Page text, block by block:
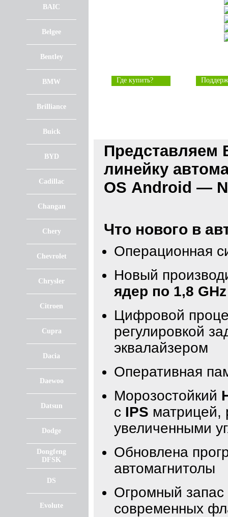
BAIC
Belgee
Bentley
BMW
Brilliance
Buick
BYD
Cadillac
Changan
Chery
Chevrolet
Chrysler
Citroen
Cupra
Dacia
Daewoo
Datsun
Dodge
Dongfeng
DFSK
DS
Evolute
Где купить?
линейку
OS Android —
Что нового в
Операционная
Новый
ядер по 1,8 GHz
Цифровой
регулировкой
эквалайзером
Оперативная
Морозостойкий
с IPS матрицей,
увеличенными
Обновлена
автомагнитолы
Огромный запас
современных